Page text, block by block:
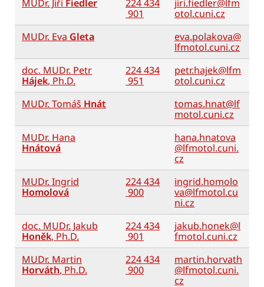
MUDr. JiříFiedler
224 434
901
jiri.fiedler@lfm
otol.cuni.cz
MUDr. Eva Gleta
eva.polakova@
lfmotol.cuni.cz
doc. MUDr. Petr
Hájek, Ph.D.
224 434
951
petr.hajek@lfm
otol.cuni.cz
MUDr. Tomáš Hnát
tomas.hnat@lf
motol.cuni.cz
MUDr. Hana
Hnátová
hana.hnatova
@lfmotol.cuni.
cz
MUDr. Ingrid
Homolová
224 434
900
ingrid.homolo
va@lfmotol.cu
ni.cz
doc. MUDr. Jakub
Honěk, Ph.D.
224 434
901
jakub.honek@l
fmotol.cuni.cz
MUDr. Martin
Horváth, Ph.D.
224 434
900
martin.horvath
@lfmotol.cuni.
cz